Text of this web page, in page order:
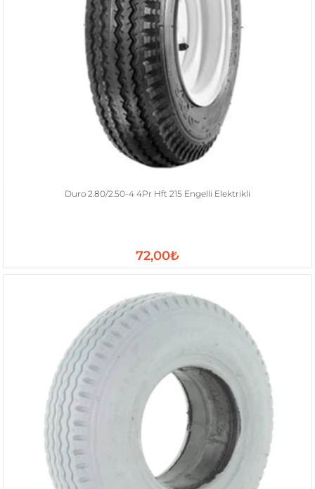
Duro 2.80/2.50-4 4Pr Hft 215 Engelli Elektrikli
72,00₺